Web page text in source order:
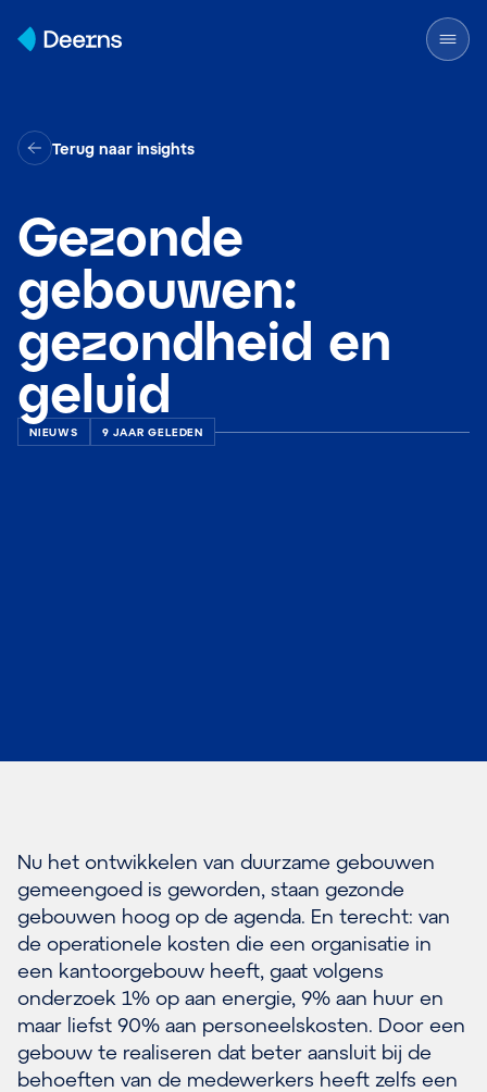
Terug naar insights
Gezonde
gebouwen:
gezondheid en
geluid
NIEUWS 9 JAAR GELEDEN
Nu het ontwikkelen van duurzame gebouwen
gemeengoed is geworden, staan gezonde
gebouwen hoog op de agenda. En terecht: van
de operationele kosten die een organisatie in
een kantoorgebouw heeft, gaat volgens
onderzoek 1% op aan energie, 9% aan huur en
maar liefst 90% aan personeelskosten. Door een
gebouw te realiseren dat beter aansluit bij de
behoeften van de medewerkers heeft zelfs een